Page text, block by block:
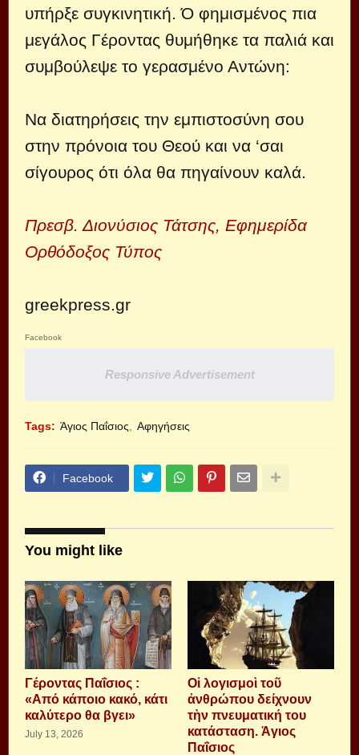
υπήρξε συγκινητική. Ό φημισμένος πια
μεγάλος Γέροντας θυμήθηκε τα παλιά και
συμβούλεψε το γερασμένο Αντώνη:
Να διατηρήσεις την εμπιστοσύνη σου
στην πρόνοια του Θεού και να ‘σαι
σίγουρος ότι όλα θα πηγαίνουν καλά.
Πρεσβ. Διονύσιος Τάτσης, Εφημερίδα
Ορθόδοξος Τύπος
greekpress.gr
Facebook
Responsive Advertisement
Tags: Άγιος Παΐσιος Αφηγήσεις
Facebook
You might like
Γέροντας Παΐσιος :
«Από κάποιο κακό, κάτι
καλύτερο θα βγει»
July 13, 2026
Οἱ λογισμοὶ τοῦ
ἀνθρώπου δείχνουν
τὴν πνευματική του
κατάσταση. Ἁγιος
Παΐσιος